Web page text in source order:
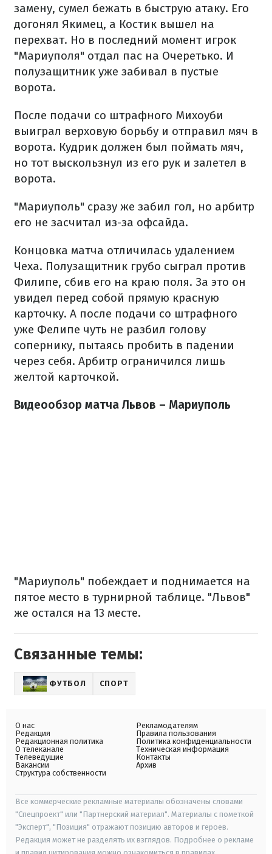
замену, сумел бежать в быструю атаку. Его
догонял Якимец, а Костик вышел на
перехват. Но в последний момент игрок
"Мариуполя" отдал пас на Очеретько. И
полузащитник уже забивал в пустые
ворота.
После подачи со штрафного Михоуби
выиграл верховую борьбу и отправил мяч в
ворота. Кудрик должен был поймать мяч,
но тот выскользнул из его рук и залетел в
ворота.
"Мариуполь" сразу же забил гол, но арбитр
его не засчитал из-за офсайда.
Концовка матча отличилась удалением
Чеха. Полузащитник грубо сыграл против
Филипе, сбив его на краю поля. За это он
увидел перед собой прямую красную
карточку. А после подачи со штрафного
уже Фелипе чуть не разбил голову
сопернику, пытаясь пробить в падении
через себя. Арбитр ограничился лишь
желтой карточкой.
Видеообзор матча Львов – Мариуполь
"Мариуполь" побеждает и поднимается на
пятое место в турнирной таблице. "Львов"
же остался на 13 месте.
Связанные темы:
ФУТБОЛ СПОРТ
О нас
Редакция
Редакционная политика
О телеканале
Телеведущие
Вакансии
Структура собственности
Рекламодателям
Правила пользования
Политика конфиденциальности
Техническая информация
Контакты
Архив
Все коммерческие рекламные материалы обозначены словами
"Спецпроект" или "Партнерский материал". Материалы с пометкой
"Эксперт", "Позиция" отражают позицию авторов и героев.
Редакция может не разделять их взглядов. Подробнее о рекламе